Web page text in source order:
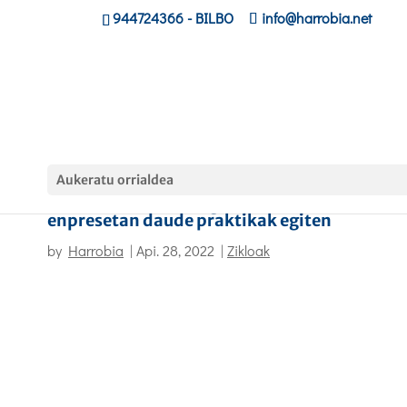
944724366- BILBO info@harrobia.net
Aukeratu orrialdea
enpresetan daude praktikak egiten
by Harrobia | Api. 28, 2022 | Zikloak